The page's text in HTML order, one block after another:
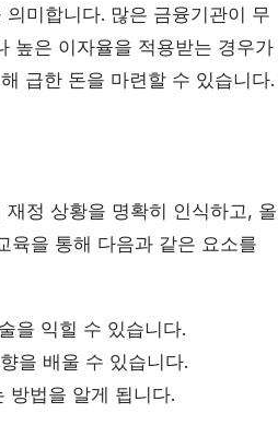
미합니다. 많은 금융기관이 무
높은 이자율을 적용받는 경우가
급한 돈을 마련할 수 있습니다.
정 상황을 명확히 인식하고, 올
육을 통해 다음과 같은 요소를
을 익힐 수 있습니다.
을 배울 수 있습니다.
방법을 알게 됩니다.